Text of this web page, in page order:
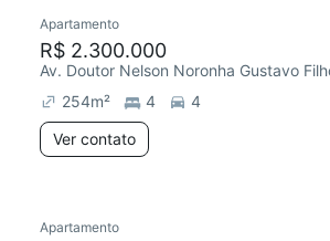
Chegou este mês
Apartamento
R$ 2.300.000
254m² 4
4
Ver contato
Chegou este mês
Apartamento